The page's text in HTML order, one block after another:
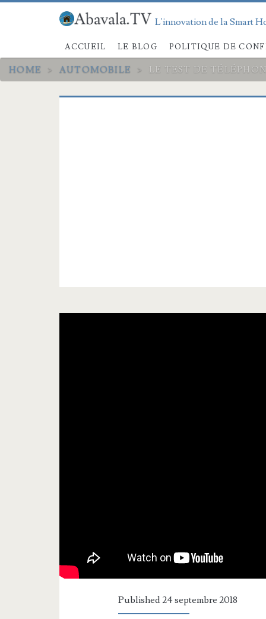
L'innovation de la Smart
ACCUEIL LE BLOG POLITIQUE DE
HOME > AUTOMOBILE > LE TEST DE
Published 24 septembre 2018